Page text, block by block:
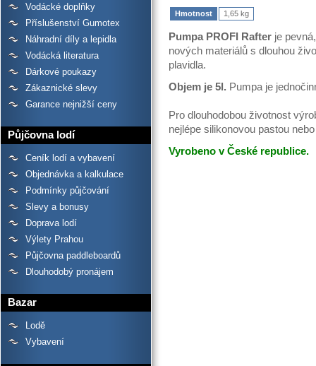
Vodácké doplňky
Příslušenství Gumotex
Náhradní díly a lepidla
Vodácká literatura
Dárkové poukazy
Zákaznické slevy
Garance nejnižší ceny
Půjčovna lodí
Ceník lodí a vybavení
Objednávka a kalkulace
Podmínky půjčování
Slevy a bonusy
Doprava lodí
Výlety Prahou
Půjčovna paddleboardů
Dlouhodobý pronájem
Bazar
Lodě
Vybavení
Hmotnost 1,65 kg
Pumpa PROFI Rafter je
nových materiálů s dlouhou
plavidla.
Objem je 5l. Pumpa je
Pro dlouhodobou životnost
nejlépe silikonovou pastou
Vyrobeno v České republice.